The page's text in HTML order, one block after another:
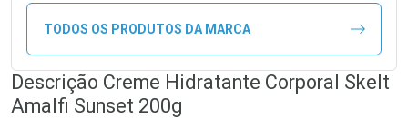
TODOS OS PRODUTOS DA MARCA
Descrição Creme Hidratante Corporal Skelt
Amalfi Sunset 200g